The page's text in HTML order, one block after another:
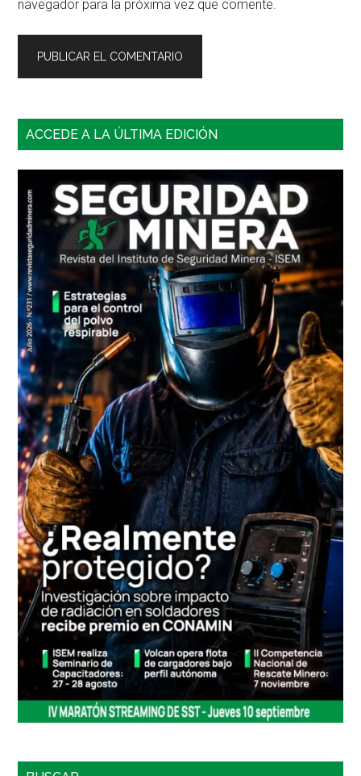
navegador para la próxima vez que comente.
Barra
principal
ACCEDE A LA ÚLTIMA EDICIÓN